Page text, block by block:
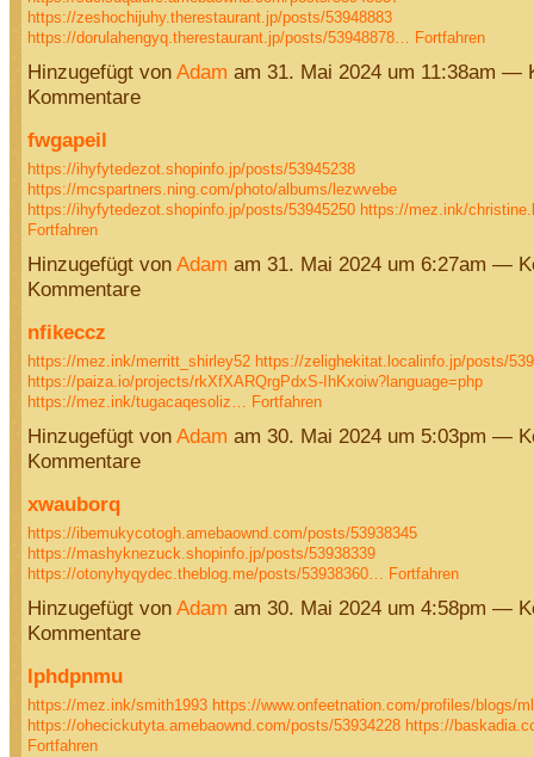
https://zeshochijuhy.therestaurant.jp/posts/53948883
https://dorulahengyq.therestaurant.jp/posts/53948878… Fortfahren
Hinzugefügt von Adam am 31. Mai 2024 um 11:38am —
Kommentare
fwgapeil
https://ihyfytedezot.shopinfo.jp/posts/53945238
https://mcspartners.ning.com/photo/albums/lezwvebe
https://ihyfytedezot.shopinfo.jp/posts/53945250 https://mez.ink/
Fortfahren
Hinzugefügt von Adam am 31. Mai 2024 um 6:27am —
Kommentare
nfikeccz
https://mez.ink/merritt_shirley52 https://zelighekitat.localinfo.jp/posts/
https://paiza.io/projects/rkXfXARQrgPdxS-IhKxoiw?language=php
https://mez.ink/tugacaqesoliz… Fortfahren
Hinzugefügt von Adam am 30. Mai 2024 um 5:03pm —
Kommentare
xwauborq
https://ibemukycotogh.amebaownd.com/posts/53938345
https://mashyknezuck.shopinfo.jp/posts/53938339
https://otonyhyqydec.theblog.me/posts/53938360… Fortfahren
Hinzugefügt von Adam am 30. Mai 2024 um 4:58pm —
Kommentare
lphdpnmu
https://mez.ink/smith1993 https://www.onfeetnation.com/profiles/blogs/
https://ohecickutyta.amebaownd.com/posts/53934228 https://
Fortfahren